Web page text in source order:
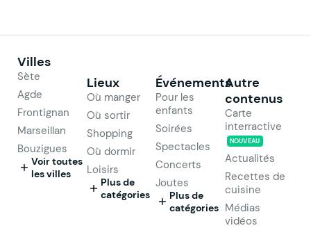
Villes
Sète
Agde
Frontignan
Marseillan
Bouzigues
Voir toutes
les villes
Lieux
Où manger
Où sortir
Shopping
Où dormir
Loisirs
Plus de
catégories
Événements
Pour les
enfants
Soirées
Spectacles
Concerts
Joutes
Plus de
catégories
Autre
contenus
Carte
interractive
NOUVEAU
Actualités
Recettes de
cuisine
Médias
vidéos